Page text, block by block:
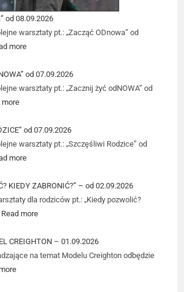
od 08.09.2026
warsztaty pt.: „Zacząć ODnowa” od
more
od 07.09.2026
warsztaty pt.: „Zacznij żyć odNOWA” od
more
od 07.09.2026
warsztaty pt.: „Szczęśliwi Rodzice” od
more
KIEDY ZABRONIĆ?” – od 02.09.2026
dla rodziców pt.: „Kiedy pozwolić?
Read more
CREIGHTON – 01.09.2026
na temat Modelu Creighton odbędzie